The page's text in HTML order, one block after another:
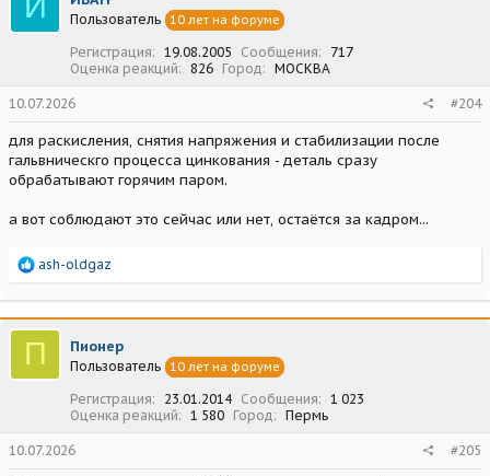
Пользователь 10 лет на форуме
Регистрация 19.08.2005 Сообщения
717
Оценка реакций
826 Город МОСКВА
10.07.2026 #204
для раскисления, снятия напряжения и стабилизации после
гальвническго процесса цинкования - деталь сразу
обрабатывают горячим паром.
а вот соблюдают это сейчас или нет, остаётся за кадром...
Р
а
к
ц
и
и
ash-oldgaz
П Пионер
Пользователь 10 лет на форуме
Регистрация 23.01.2014 Сообщения
1 023
Оценка реакций
1 580 Город Пермь
10.07.2026 #205